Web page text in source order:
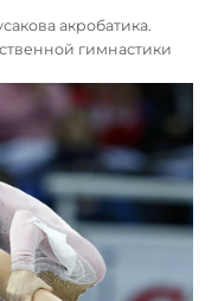
акробатика.
гимнастики